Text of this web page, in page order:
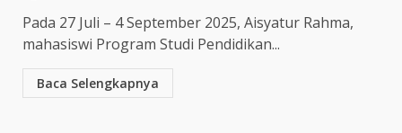
Pada 27 Juli – 4 September 2025, Aisyatur Rahma,
mahasiswi Program Studi Pendidikan...
Baca Selengkapnya